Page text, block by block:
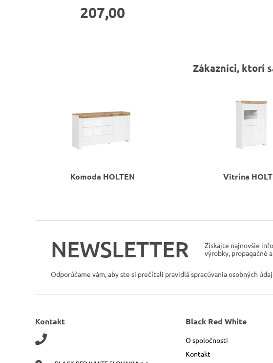
207,00
Zákazníci, ktorí
Komoda HOLTEN Vitrína
NEWSLETTER
Získajte najnovšie
výrobky, propagačné
Odporúčame vám, aby ste si prečítali pravidlá spracúvania osobných
Kontakt Black Red White
O spoločnosti
Kontakt